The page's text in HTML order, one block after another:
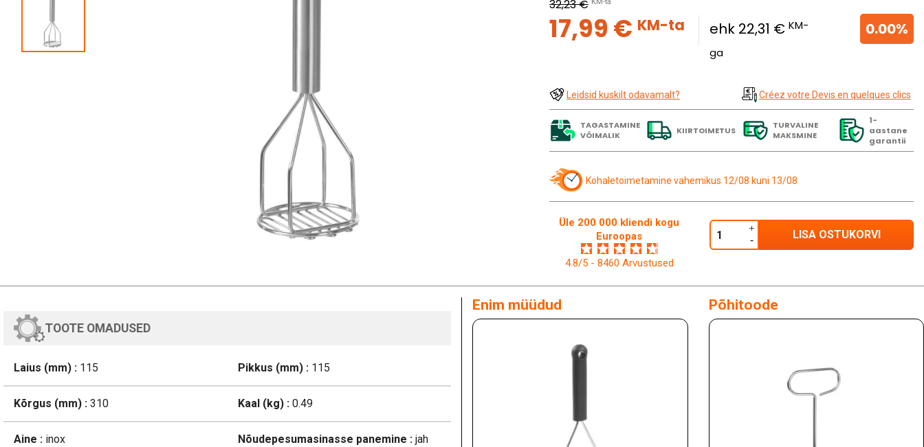
32,23 € KM-ta
17,99 € KM-ta ehk 22,31 €KM-
ga
0.00%
Leidsid kuskilt odavamalt? Créez votre Devis en quelques clics
TAGASTAMINE
VÕIMALIK
KIIRTOIMETUS
TURVALINE
MAKSMINE
1-
aastane
garantii
Kohaletoimetamine vahemikus 12/08 kuni 13/08
Üle 200 000 kliendi kogu
Euroopas
4.8/5 - 8460 Arvustused
LISA OSTUKORVI
TOOTE OMADUSED
Laius (mm) : 115 Pikkus (mm) :115
Kõrgus (mm) : 310 Kaal (kg) :0.49
Aine : inox Nõudepesumasinasse panemine :jah
Enim müüdud Põhitoode